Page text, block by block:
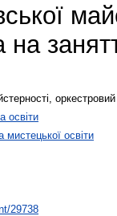
освіти
освіти
29738